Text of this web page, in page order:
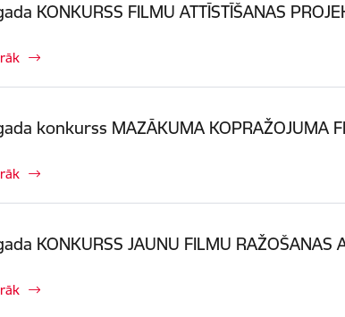
KONKURSS FILMU ATTĪSTĪŠANAS
konkurss MAZĀKUMA KOPRAŽOJUMA
KONKURSS JAUNU FILMU